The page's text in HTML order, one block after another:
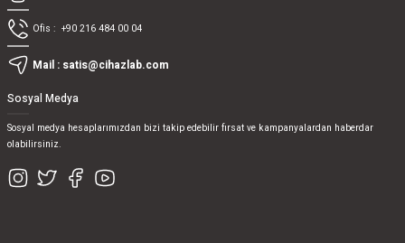
Ofis : +90 216 484 00 04
Mail : satis@cihazlab.com
Sosyal Medya
Sosyal medya hesaplarımızdan bizi takip edebilir fırsat ve kampanyalardan haberdar
olabilirsiniz.